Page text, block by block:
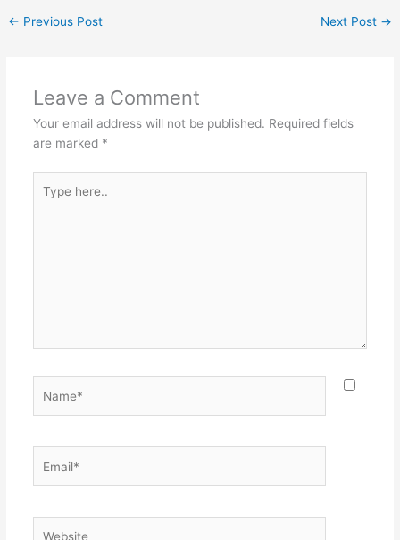
← Previous Post Next Post →
Leave a Comment
Your email address will not be published. Required fields
are marked *
here..